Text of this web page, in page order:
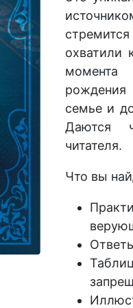
охватили
семье и
Даются
читателя.
Что вы